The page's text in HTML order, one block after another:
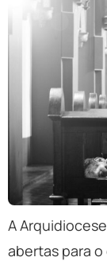
A
abertas para